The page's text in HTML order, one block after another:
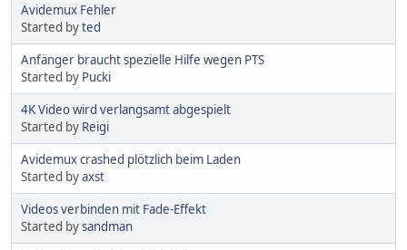
Avidemux Fehler
Started byted
Anfänger braucht spezielle Hilfe wegen PTS
Started by Pucki
4K Video wird verlangsamt abgespielt
Started by Reigi
Avidemux crashed plötzlich beim Laden
Started byaxst
Videos verbinden mit Fade-Effekt
Started bysandman